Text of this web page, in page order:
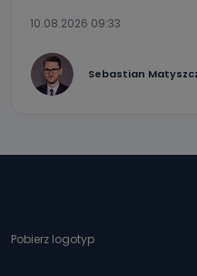
10.08.2026 09:33
Sebastian
Pobierz logotyp